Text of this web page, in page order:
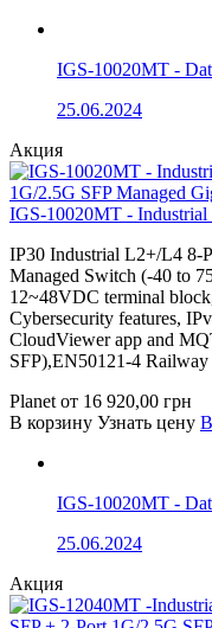
IGS-10020MT -
25.06.2024
Акция
IGS-10020MT -
IP30 Industrial L2+/L4 8-
Managed Switch (-40 to
12~48VDC terminal
Cybersecurity features,
CloudViewer app and
SFP),EN50121-4 Railway
Planet от 16 920,00 грн
В корзину Узнать цену
IGS-10020MT -
25.06.2024
Акция